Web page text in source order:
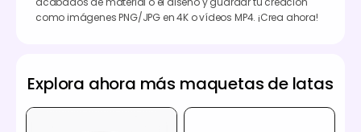
como imágenes PNG/JPG en 4K o vídeos MP4. ¡Crea ahora!
Explora ahora más maquetas de latas